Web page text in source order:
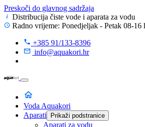
Preskoči do glavnog sadržaja
Distribucija čiste vode i aparata za vodu
Radno vrijeme: Ponedjeljak - Petak 08-16
+385 91/133-8396
info@aquakori.hr
Voda Aquakori
Aparati
Prikaži podstranice
Aparati za vodu